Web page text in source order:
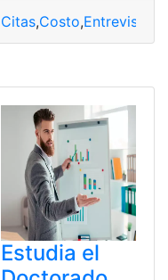
Citas,Costo,Entrevista
Estudia el